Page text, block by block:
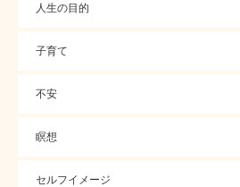
人生の目的
子育て
不安
瞑想
セルフイメージ